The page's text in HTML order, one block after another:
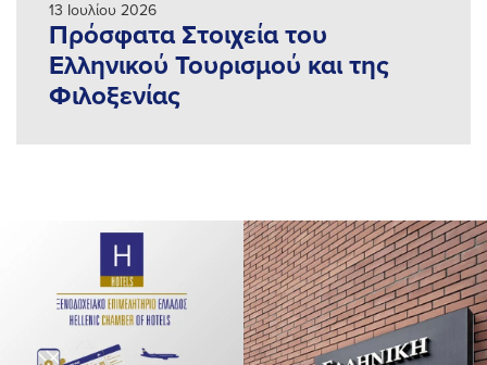
13 Ιουλίου 2026
Πρόσφατα Στοιχεία του
Ελληνικού Τουρισμού και της
Φιλοξενίας